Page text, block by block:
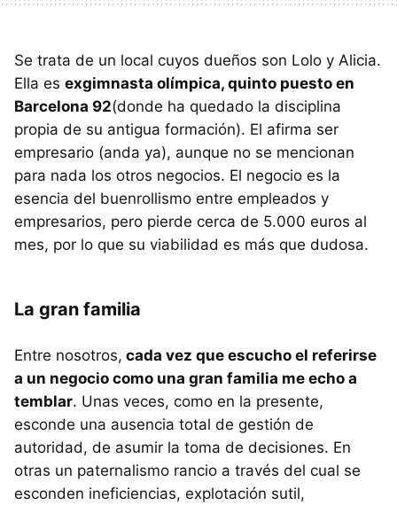
Se trata de un local cuyos dueños son Lolo y Alicia.
Ella es exgimnasta olímpica, quinto puesto en
Barcelona 92(donde ha quedado la disciplina
propia de su antigua formación). El afirma ser
empresario (anda ya), aunque no se mencionan
para nada los otros negocios. El negocio es la
esencia del buenrollismo entre empleados y
empresarios, pero pierde cerca de 5.000 euros al
mes, por lo que su viabilidad es más que dudosa.
La gran familia
Entre nosotros, cada vez que escucho el referirse
a un negocio como una gran familia me echo a
temblar. Unas veces, como en la presente,
esconde una ausencia total de gestión de
autoridad, de asumir la toma de decisiones. En
otras un paternalismo rancio a través del cual se
esconden ineficiencias, explotación sutil,